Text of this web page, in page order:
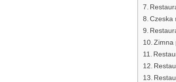
Czeska
Zimna